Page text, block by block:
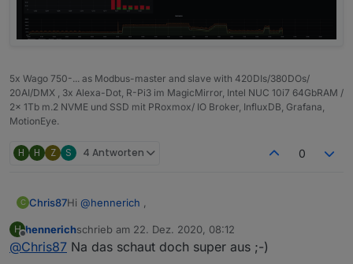
5x Wago 750-... as Modbus-master and slave with 420DIs/380DOs/
20AI/DMX , 3x Alexa-Dot, R-Pi3 im MagicMirror, Intel NUC 10i7 64GbRAM /
2x 1Tb m.2 NVME und SSD mit PRoxmox/ IO Broker, InfluxDB, Grafana,
MotionEye.
H H Z S 4 Antworten 0
C Chris87Hi @hennerich
kein Thema. Ich sag sogar Danke für die späte
Antwort.
H
Offline
hennerichschrieb am 22. Dez. 2020, 08:12
zuletzt editiert von
@Chris87 Na das schaut doch super aus ;-)